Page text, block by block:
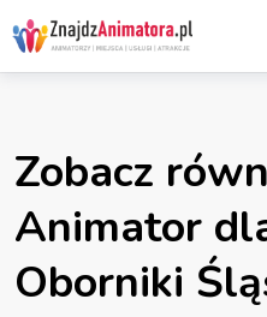
Skip
to
content
Zobacz
Animator
Oborniki